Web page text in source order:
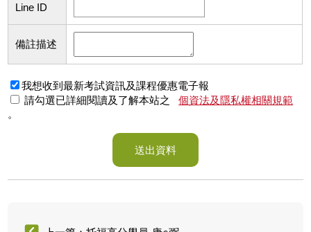
Line ID
備註描述
我想收到最新考試資訊及課程優惠電子報
請勾選已詳細閱讀及了解本站之
個資法及隱私權相關規範
。
送出資料